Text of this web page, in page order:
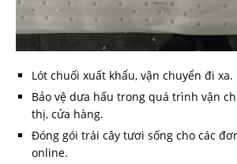
Lót chuối xuất khẩu, vận chuyển đi xa.
Bảo vệ dưa hấu trong quá trình vận
thị, cửa hàng.
Đóng gói trái cây tươi sống cho các
online.